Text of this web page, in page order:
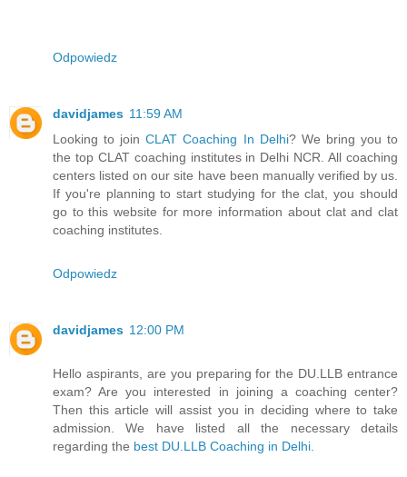
Odpowiedz
davidjames 11:59 AM
Looking to joinCLAT Coaching In Delhi? We bring you to
the top CLAT coaching institutes in Delhi NCR. All coaching
centers listed on our site have been manually verified by us.
If you're planning to start studying for the clat, you should
go to this website for more information about clat and clat
coaching institutes.
Odpowiedz
davidjames 12:00 PM
Hello aspirants, are you preparing for the DU.LLB entrance
exam? Are you interested in joining a coaching center?
Then this article will assist you in deciding where to take
admission. We have listed all the necessary details
regarding the best DU.LLB Coaching in Delhi